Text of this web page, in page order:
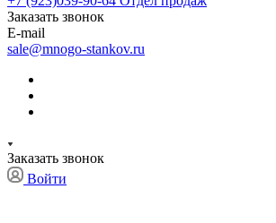
Заказать звонок
E-mail
sale@mnogo-stankov.ru
Заказать звонок
Войти